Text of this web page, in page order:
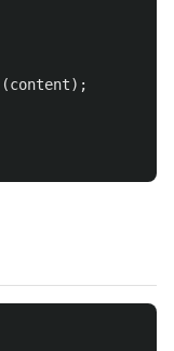
(content);